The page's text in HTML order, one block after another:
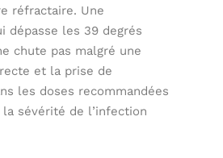
réfractaire. Une
dépasse les 39 degrés
chute pas malgré une
et la prise de
les doses recommandées
sévérité de l’infection